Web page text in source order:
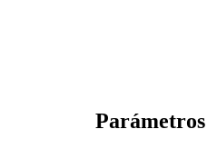
Parámetros